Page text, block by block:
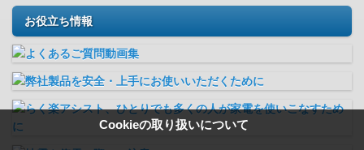
Cookieの取り扱いについて
お役立ち情報